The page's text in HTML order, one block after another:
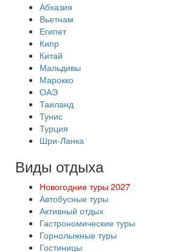
Абхазия
Вьетнам
Египет
Кипр
Китай
Мальдивы
Марокко
ОАЭ
Таиланд
Тунис
Турция
Шри-Ланка
Виды отдыха
Новогодние туры 2027
Автобусные туры
Активный отдых
Гастрономические туры
Горнолыжные туры
Гостиницы